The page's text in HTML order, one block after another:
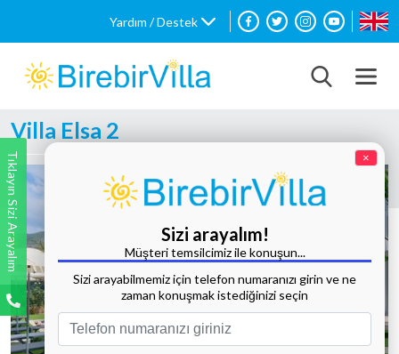
Yardım / Destek
Villa Elsa 2
Tıklayın Sizi Arayalım ×
Sizi arayalım!
Müşteri temsilcimiz ile konuşun...
Sizi arayabilmemiz için telefon numaranızı girin ve ne
zaman konuşmak istediğinizi seçin